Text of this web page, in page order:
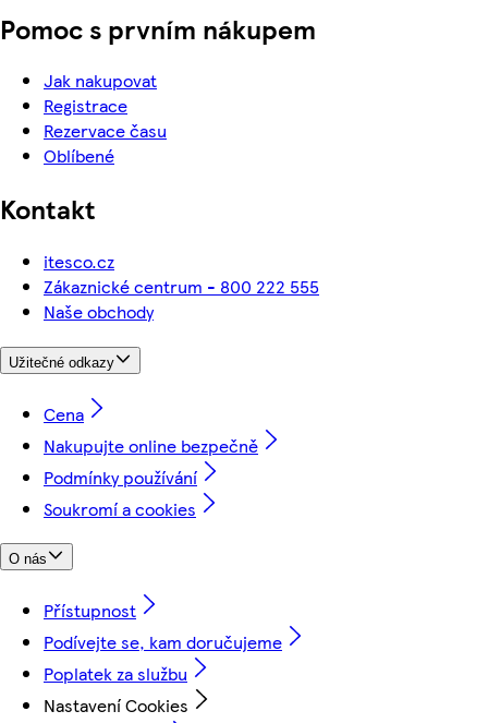
Pomoc s prvním nákupem
Jak nakupovat
Registrace
Rezervace času
Oblíbené
Kontakt
itesco.cz
Zákaznické centrum - 800 222 555
Naše obchody
Užitečné odkazy
Cena
Nakupujte online bezpečně
Podmínky používání
Soukromí a cookies
O nás
Přístupnost
Podívejte se, kam doručujeme
Poplatek za službu
Nastavení Cookies